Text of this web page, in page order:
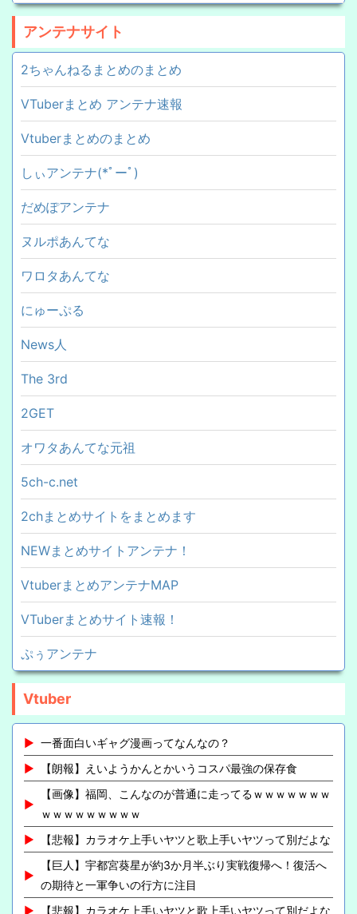
アンテナサイト
2ちゃんねるまとめのまとめ
VTuberまとめ アンテナ速報
Vtuberまとめのまとめ
しぃアンテナ(*ﾟーﾟ)
だめぽアンテナ
ヌルポあんてな
ワロタあんてな
にゅーぷる
News人
The 3rd
2GET
オワタあんてな元祖
5ch-c.net
2chまとめサイトをまとめます
NEWまとめサイトアンテナ！
VtuberまとめアンテナMAP
VTuberまとめサイト速報！
ぷぅアンテナ
Vtuber
一番面白いギャグ漫画ってなんなの？
【朗報】えいようかんとかいうコスパ最強の保存食
【画像】福岡、こんなのが普通に走ってるｗｗｗｗｗｗｗ
ｗｗｗｗｗｗｗｗｗ
【悲報】カラオケ上手いヤツと歌上手いヤツって別だよな
【巨人】宇都宮葵星が約3か月半ぶり実戦復帰へ！復活へ
の期待と一軍争いの行方に注目
【悲報】カラオケ上手いヤツと歌上手いヤツって別だよな